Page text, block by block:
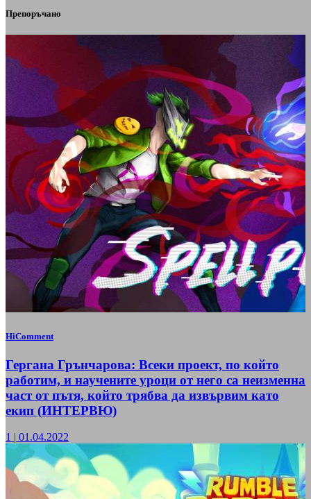
Препоръчано
HiComment
Гергана Грънчарова: Всеки проект, по който
работим, и научените уроци от него са неизменна
част от пътя, който трябва да извървим като
екип (ИНТЕРВЮ)
1 01.04.2022